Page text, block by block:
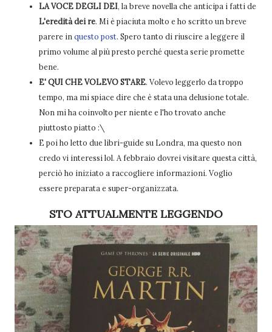
LA VOCE DEGLI DEI, la breve novella che anticipa i fatti de
L'eredità dei re. Mi è piaciuta molto e ho scritto un breve
parere in questo post. Spero tanto di riuscire a leggere il
primo volume al più presto perché questa serie promette
bene.
E' QUI CHE VOLEVO STARE. Volevo leggerlo da troppo
tempo, ma mi spiace dire che è stata una delusione totale.
Non mi ha coinvolto per niente e l'ho trovato anche
piuttosto piatto :\
E poi ho letto due libri-guide su Londra, ma questo non
credo vi interessi lol. A febbraio dovrei visitare questa città,
perciò ho iniziato a raccogliere informazioni. Voglio
essere preparata e super-organizzata.
STO ATTUALMENTE LEGGENDO